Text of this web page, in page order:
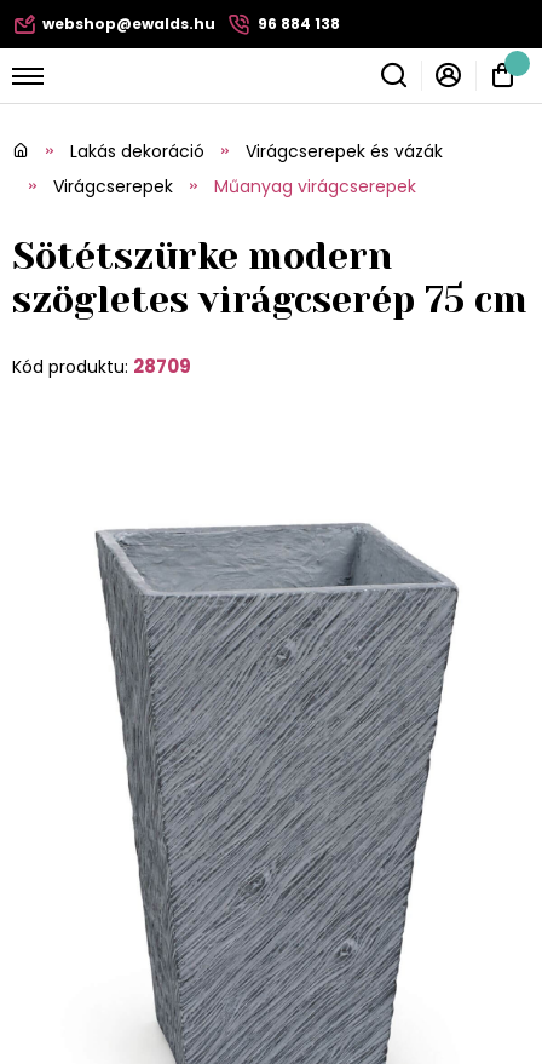
webshop@ewalds.hu 96 884 138
Lakás dekoráció
Virágcserepek és vázák
Virágcserepek
Műanyag virágcserepek
Sötétszürke modern
szögletes virágcserép 75 cm
Kód produktu: 28709